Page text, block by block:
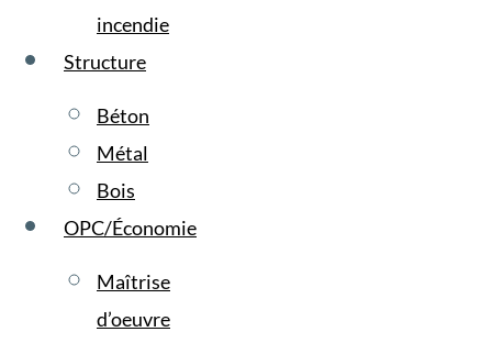
incendie
Structure
Béton
Métal
Bois
OPC/Économie
Maîtrise
d’oeuvre